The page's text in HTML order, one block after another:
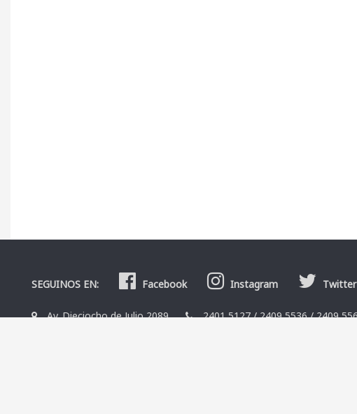
SEGUINOS EN: Facebook Instagram Twitter
Av. Dieciocho de Julio 2089 2401 5127/2409 5536/2409